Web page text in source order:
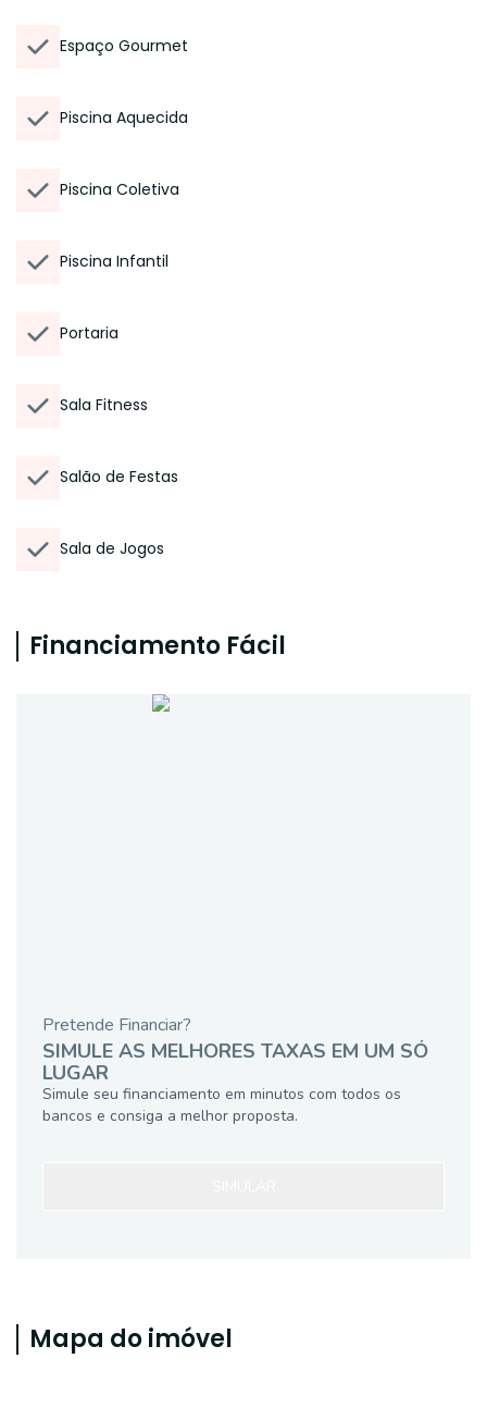
Espaço Gourmet
Piscina Aquecida
Piscina Coletiva
Piscina Infantil
Portaria
Sala Fitness
Salão de Festas
Sala de Jogos
Financiamento Fácil
Pretende Financiar?
SIMULE AS MELHORES TAXAS EM UM SÓ
LUGAR
Simule seu financiamento em minutos com todos os
bancos e consiga a melhor proposta.
Mapa do imóvel